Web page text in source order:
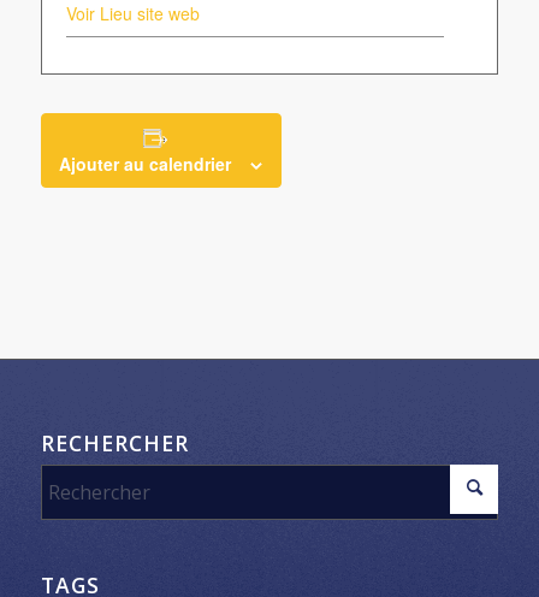
Voir Lieu site web
Ajouter au calendrier
RECHERCHER
TAGS